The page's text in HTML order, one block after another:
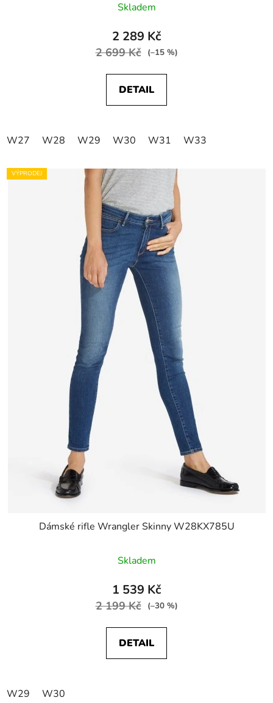
Skladem
2 289 Kč
2 699 Kč (–15 %)
DETAIL
W27 W28 W29 W30 W31 W33
VÝPRODEJ
Dámské rifle Wrangler Skinny W28KX785U
Skladem
1 539 Kč
2 199 Kč (–30 %)
DETAIL
W29 W30